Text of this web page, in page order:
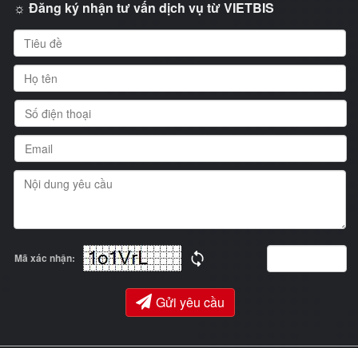
☼ Đăng ký nhận tư vấn dịch vụ từ VIETBIS
Mã xác nhận:
Gửi yêu cầu